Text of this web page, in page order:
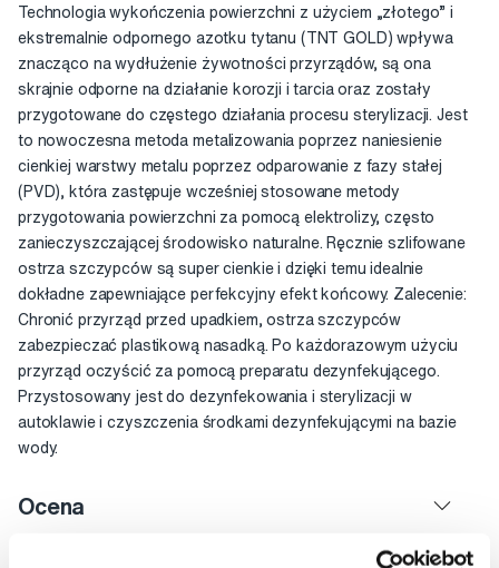
Technologia wykończenia powierzchni z użyciem „złotego” i
ekstremalnie odpornego azotku tytanu (TNT GOLD) wpływa
znacząco na wydłużenie żywotności przyrządów, są ona
skrajnie odporne na działanie korozji i tarcia oraz zostały
przygotowane do częstego działania procesu sterylizacji. Jest
to nowoczesna metoda metalizowania poprzez naniesienie
cienkiej warstwy metalu poprzez odparowanie z fazy stałej
(PVD), która zastępuje wcześniej stosowane metody
przygotowania powierzchni za pomocą elektrolizy, często
zanieczyszczającej środowisko naturalne. Ręcznie szlifowane
ostrza szczypców są super cienkie i dzięki temu idealnie
dokładne zapewniające perfekcyjny efekt końcowy. Zalecenie:
Chronić przyrząd przed upadkiem, ostrza szczypców
zabezpieczać plastikową nasadką. Po każdorazowym użyciu
przyrząd oczyścić za pomocą preparatu dezynfekującego.
Przystosowany jest do dezynfekowania i sterylizacji w
autoklawie i czyszczenia środkami dezynfekującymi na bazie
wody.
Ocena